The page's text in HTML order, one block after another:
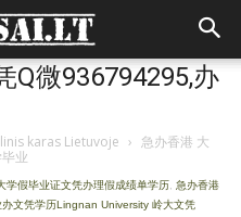
Q微936794295,办
karas Lietuvoje › 急办香港 大
业
学假毕业证文凭办理假成绩单学历 急办香港
文凭学历Lingnan University 岭大文凭